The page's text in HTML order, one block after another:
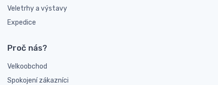
Veletrhy a výstavy
Expedice
Proč nás?
Velkoobchod
Spokojení zákazníci